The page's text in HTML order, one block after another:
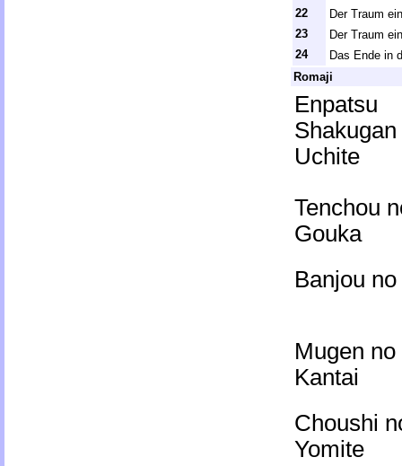
22
Der Traum
23
Der Traum
24
Das Ende in
Romaji
Enpatsu
Shakugan
Uchite
Tenchou
Gouka
Banjou
Mugen no
Kantai
Choushi
Yomite